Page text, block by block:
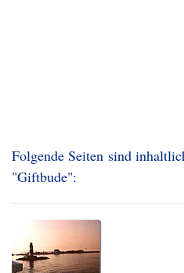
Folgende Seiten sind
"Giftbude":